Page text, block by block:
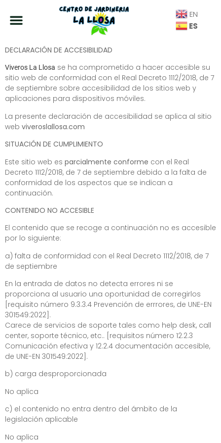
EN
ES
DECLARACIÓN DE ACCESIBILIDAD
Viveros La Llosa se ha comprometido a hacer accesible su
sitio web de conformidad con el Real Decreto 1112/2018, de 7
de septiembre sobre accesibilidad de los sitios web y
aplicaciones para dispositivos móviles.
La presente declaración de accesibilidad se aplica al sitio
web viveroslallosa.com
SITUACIÓN DE CUMPLIMIENTO
Este sitio web es parcialmente conforme con el Real
Decreto 1112/2018, de 7 de septiembre debido a la falta de
conformidad de los aspectos que se indican a
continuación.
CONTENIDO NO ACCESIBLE
El contenido que se recoge a continuación no es accesible
por lo siguiente:
a) falta de conformidad con el Real Decreto 1112/2018, de 7
de septiembre
En la entrada de datos no detecta errores ni se
proporciona al usuario una oportunidad de corregirlos
[requisito número 9.3.3.4 Prevención de errrores, de UNE-EN
301549:2022].
Carece de servicios de soporte tales como help desk, call
center, soporte técnico, etc.. [requisitos número 12.2.3
Comunicación efectiva y 12.2.4 documentación accesible,
de UNE-EN 301549:2022].
b) carga desproporcionada
No aplica
c) el contenido no entra dentro del ámbito de la
legislación aplicable
No aplica